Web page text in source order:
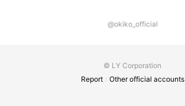
@okiko_official
© LY Corporation
Report
Other official accounts